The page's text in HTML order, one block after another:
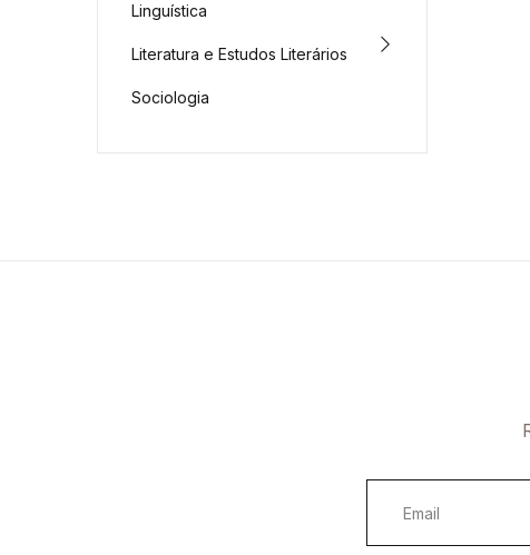
Linguística
Literatura e Estudos Literários
Sociologia